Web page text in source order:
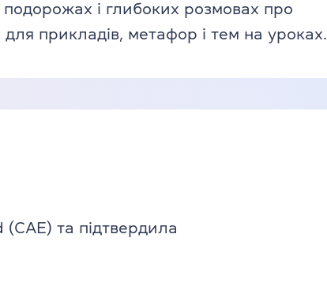
і глибоких розмовах про
прикладів, метафор і тем на уроках.
та підтвердила